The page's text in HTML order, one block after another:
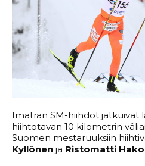
Imatran SM-hiihdot jatkuivat
hiihtotavan 10 kilometrin
Suomen mestaruuksiin
Kyllönen ja Ristomatti